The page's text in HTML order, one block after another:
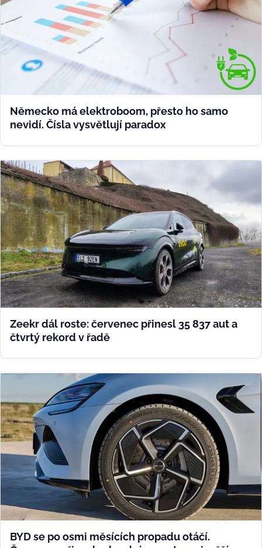
Německo má elektroboom, přesto ho samo
nevidí. Čísla vysvětlují paradox
Zeekr dál roste: červenec přinesl 35 837 aut a
čtvrtý rekord v řadě
BYD se po osmi měsících propadu otáčí.